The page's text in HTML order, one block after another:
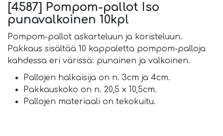
[4587] Pompom-pallot Iso
punavalkoinen 10kpl
Pompom-pallot askarteluun ja koristeluun.
Pakkaus sisältää 10 kappaletta pompom-palloja
kahdessa eri värissä: punainen ja valkoinen.
Pallojen halkaisija on n. 3cm ja 4cm.
Pakkauskoko on n. 20,5 x 10,5cm.
Pallojen materiaali on tekokuitu.